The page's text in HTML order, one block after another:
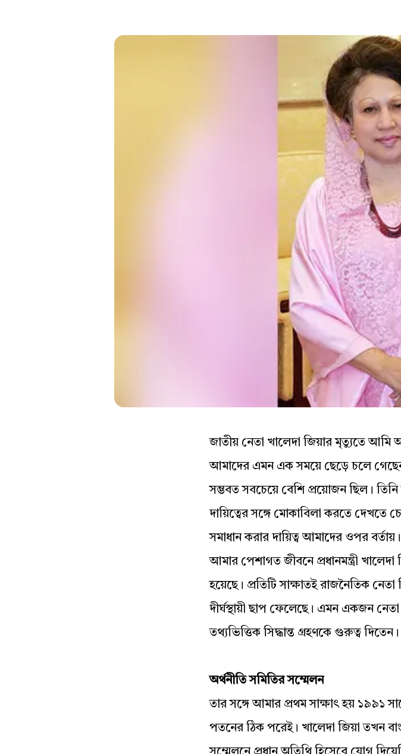
জাতীয় নেতা খালেদা জিয়ার মৃত্যুতে
আমাদের এমন এক সময়ে ছেড়ে চলে গেছেন
সম্ভবত সবচেয়ে বেশি প্রয়োজন ছিল।
দায়িত্বের সঙ্গে মোকাবিলা করতে
সমাধান করার দায়িত্ব আমাদের ওপর বর্তায়।
আমার পেশাগত জীবনে প্রধানমন্ত্রী খালেদা
হয়েছে। প্রতিটি সাক্ষাতই রাজনৈতিক
দীর্ঘস্থায়ী ছাপ ফেলেছে। এমন একজন
তথ্যভিত্তিক সিদ্ধান্ত গ্রহণকে গুরুত্ব দিতেন।
অর্থনীতি সমিতির সম্মেলন
তার সঙ্গে আমার প্রথম সাক্ষাৎ হয় ১৯৯১
পতনের ঠিক পরেই। খালেদা জিয়া তখন